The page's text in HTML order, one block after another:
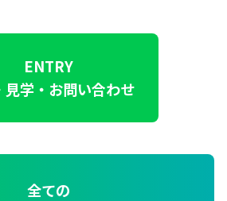
ENTRY
見学・お問い合わせ
全ての